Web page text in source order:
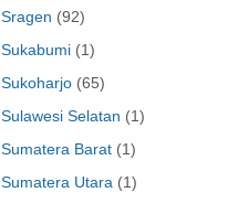
Sragen (92)
Sukabumi (1)
Sukoharjo (65)
Sulawesi Selatan (1)
Sumatera Barat (1)
Sumatera Utara (1)